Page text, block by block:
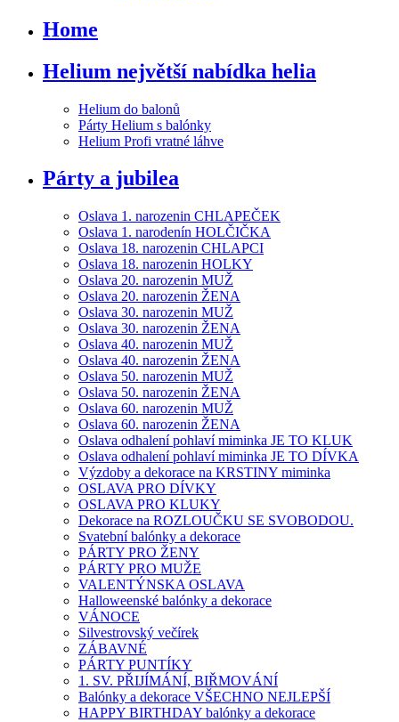
Home
Helium největší nabídka helia
Helium do balonů
Párty Helium s balónky
Helium Profi vratné láhve
Párty a jubilea
Oslava 1. narozenin CHLAPEČEK
Oslava 1. narodenín HOLČIČKA
Oslava 18. narozenin CHLAPCI
Oslava 18. narozenin HOLKY
Oslava 20. narozenin MUŽ
Oslava 20. narozenin ŽENA
Oslava 30. narozenin MUŽ
Oslava 30. narozenin ŽENA
Oslava 40. narozenin MUŽ
Oslava 40. narozenin ŽENA
Oslava 50. narozenin MUŽ
Oslava 50. narozenin ŽENA
Oslava 60. narozenin MUŽ
Oslava 60. narozenin ŽENA
Oslava odhalení pohlaví miminka JE TO KLUK
Oslava odhalení pohlaví miminka JE TO DÍVKA
Výzdoby a dekorace na KRSTINY miminka
OSLAVA PRO DÍVKY
OSLAVA PRO KLUKY
Dekorace na ROZLOUČKU SE SVOBODOU.
Svatební balónky a dekorace
PÁRTY PRO ŽENY
PÁRTY PRO MUŽE
VALENTÝNSKA OSLAVA
Halloweenské balónky a dekorace
VÁNOCE
Silvestrovský večírek
ZÁBAVNÉ
PÁRTY PUNTÍKY
1. SV. PŘIJÍMÁNÍ, BIŘMOVÁNÍ
Balónky a dekorace VŠECHNO NEJLEPŠÍ
HAPPY BIRTHDAY balónky a dekorace